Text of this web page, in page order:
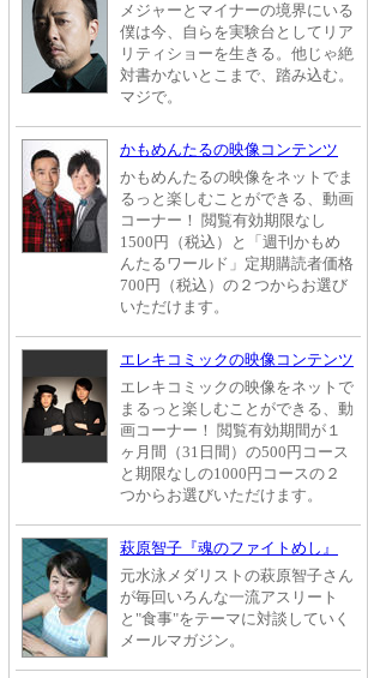
メジャーとマイナーの境界にいる
僕は今、自らを実験台としてリア
リティショーを生きる。他じゃ絶
対書かないとこまで、踏み込む。
マジで。
かもめんたるの映像コンテンツ
かもめんたるの映像をネットでま
るっと楽しむことができる、動画
コーナー！ 閲覧有効期限なし
1500円（税込）と「週刊かもめ
んたるワールド」定期購読者価格
700円（税込）の２つからお選び
いただけます。
エレキコミックの映像コンテンツ
エレキコミックの映像をネットで
まるっと楽しむことができる、動
画コーナー！ 閲覧有効期間が１
ヶ月間（31日間）の500円コース
と期限なしの1000円コースの２
つからお選びいただけます。
萩原智子『魂のファイトめし』
元水泳メダリストの萩原智子さん
が毎回いろんな一流アスリート
と"食事"をテーマに対談していく
メールマガジン。